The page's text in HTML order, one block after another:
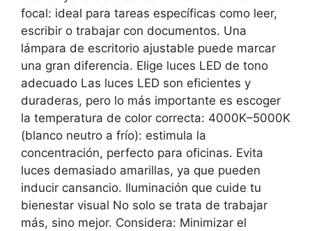
focal: ideal para tareas específicas como leer,
escribir o trabajar con documentos. Una
lámpara de escritorio ajustable puede marcar
una gran diferencia. Elige luces LED de tono
adecuado Las luces LED son eficientes y
duraderas, pero lo más importante es escoger
la temperatura de color correcta: 4000K–5000K
(blanco neutro a frío): estimula la
concentración, perfecto para oficinas. Evita
luces demasiado amarillas, ya que pueden
inducir cansancio. Iluminación que cuide tu
bienestar visual No solo se trata de trabajar
más, sino mejor. Considera: Minimizar el